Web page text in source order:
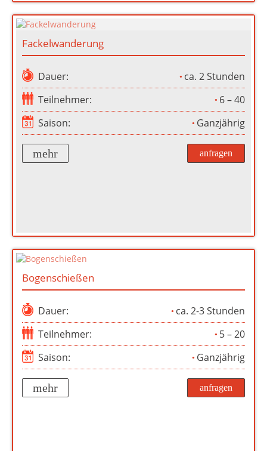
Fackelwanderung
Dauer:
ca. 2 Stunden
Teilnehmer:
6 – 40
Saison:
Ganzjährig
mehr anfragen
Bogenschießen
Dauer:
ca. 2-3 Stunden
Teilnehmer:
5 – 20
Saison:
Ganzjährig
mehr anfragen